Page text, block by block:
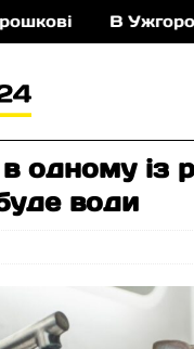
В
одному із
води